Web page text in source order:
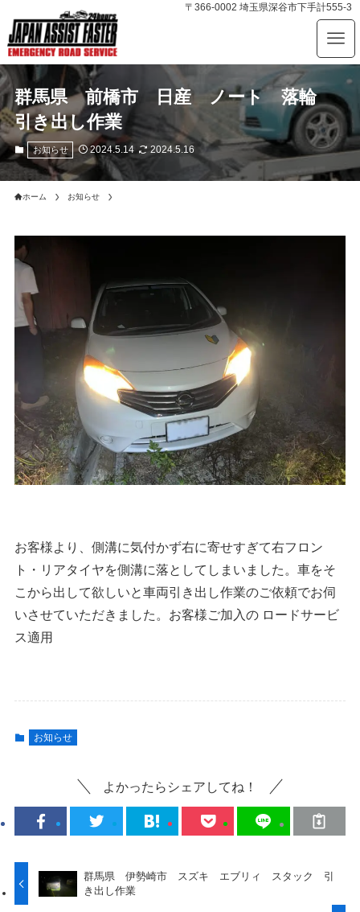
〒366-0002 埼玉県深谷市下手計555-3
群馬県 前橋市 日産 ノート 落輪
引き出し作業
お知らせ 2024.5.14 2024.5.16
ホーム お知らせ
お客様より、側溝に気付かず右に寄せすぎて右フロン
ト・リアタイヤを側溝に落としてしまいました。車をそ
こから出して欲しいと車両引き出し作業のご依頼でお伺
いさせていただきました。お客様ご加入の ロードサービ
ス適用
お知らせ
よかったらシェアしてね！
群馬県 伊勢崎市 スズキ エブリィ スタック 引
き出し作業